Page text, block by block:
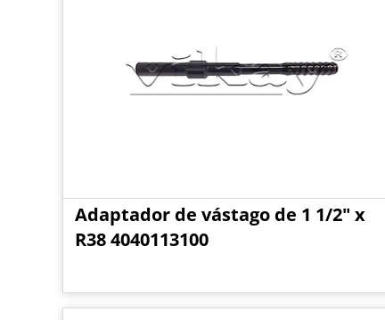
Adaptador de vástago de 1 1/2" x
R38 4040113100